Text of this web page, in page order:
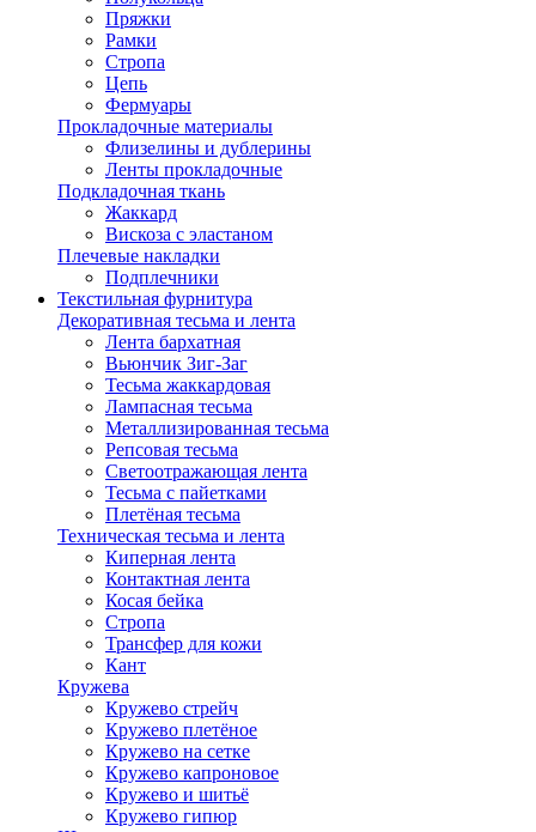
Пряжки
Рамки
Стропа
Цепь
Фермуары
Прокладочные материалы
Флизелины и дублерины
Ленты прокладочные
Подкладочная ткань
Жаккард
Вискоза с эластаном
Плечевые накладки
Подплечники
Текстильная фурнитура
Декоративная тесьма и лента
Лента бархатная
Вьюнчик Зиг-Заг
Тесьма жаккардовая
Лампасная тесьма
Металлизированная тесьма
Репсовая тесьма
Светоотражающая лента
Тесьма с пайетками
Плетёная тесьма
Техническая тесьма и лента
Киперная лента
Контактная лента
Косая бейка
Стропа
Трансфер для кожи
Кант
Кружева
Кружево стрейч
Кружево плетёное
Кружево на сетке
Кружево капроновое
Кружево и шитьё
Кружево гипюр